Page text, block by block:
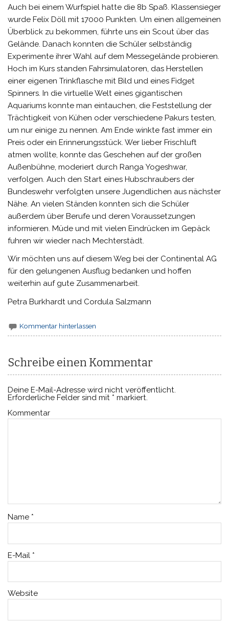
Auch bei einem Wurfspiel hatte die 8b Spaß. Klassensieger
wurde Felix Döll mit 17000 Punkten. Um einen allgemeinen
Überblick zu bekommen, führte uns ein Scout über das
Gelände. Danach konnten die Schüler selbständig
Experimente ihrer Wahl auf dem Messegelände probieren.
Hoch im Kurs standen Fahrsimulatoren, das Herstellen
einer eigenen Trinkflasche mit Bild und eines Fidget
Spinners. In die virtuelle Welt eines gigantischen
Aquariums konnte man eintauchen, die Feststellung der
Trächtigkeit von Kühen oder verschiedene Pakurs testen,
um nur einige zu nennen. Am Ende winkte fast immer ein
Preis oder ein Erinnerungsstück. Wer lieber Frischluft
atmen wollte, konnte das Geschehen auf der großen
Außenbühne, moderiert durch Ranga Yogeshwar,
verfolgen. Auch den Start eines Hubschraubers der
Bundeswehr verfolgten unsere Jugendlichen aus nächster
Nähe. An vielen Ständen konnten sich die Schüler
außerdem über Berufe und deren Voraussetzungen
informieren. Müde und mit vielen Eindrücken im Gepäck
fuhren wir wieder nach Mechterstädt.
Wir möchten uns auf diesem Weg bei der Continental AG
für den gelungenen Ausflug bedanken und hoffen
weiterhin auf gute Zusammenarbeit.
Petra Burkhardt und Cordula Salzmann
Kommentar hinterlassen
Schreibe einen Kommentar
Deine E-Mail-Adresse wird nicht veröffentlicht.
Erforderliche Felder sind mit * markiert.
Kommentar
Name *
E-Mail *
Website